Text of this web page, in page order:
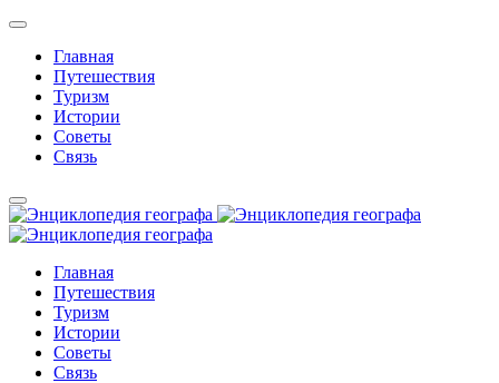
Главная
Путешествия
Туризм
Истории
Советы
Связь
Главная
Путешествия
Туризм
Истории
Советы
Связь